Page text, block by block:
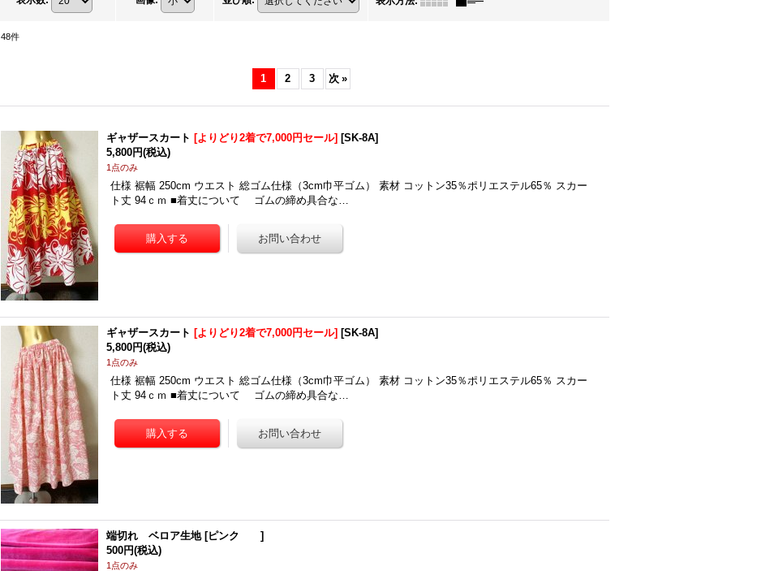
48件
1 2 3 次 »
ギャザースカート [よりどり2着で7,000円セール] [SK-8A]
5,800円(税込)
1点のみ
仕様 裾幅 250cm ウエスト 総ゴム仕様（3cm巾平ゴム） 素材 コットン35％ポリエステル65％ スカー
ト丈 94ｃｍ ■着丈について ゴムの締め具合な…
ギャザースカート [よりどり2着で7,000円セール] [SK-8A]
5,800円(税込)
1点のみ
仕様 裾幅 250cm ウエスト 総ゴム仕様（3cm巾平ゴム） 素材 コットン35％ポリエステル65％ スカー
ト丈 94ｃｍ ■着丈について ゴムの締め具合な…
端切れ ベロア生地 [ピンク ]
500円(税込)
1点のみ